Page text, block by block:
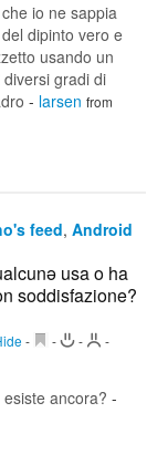
io ne sappia
dipinto vero e
usando un
gradi di
- larsen from
feed, Android
usa o ha
soddisfazione?
- - -
-
ancora? -